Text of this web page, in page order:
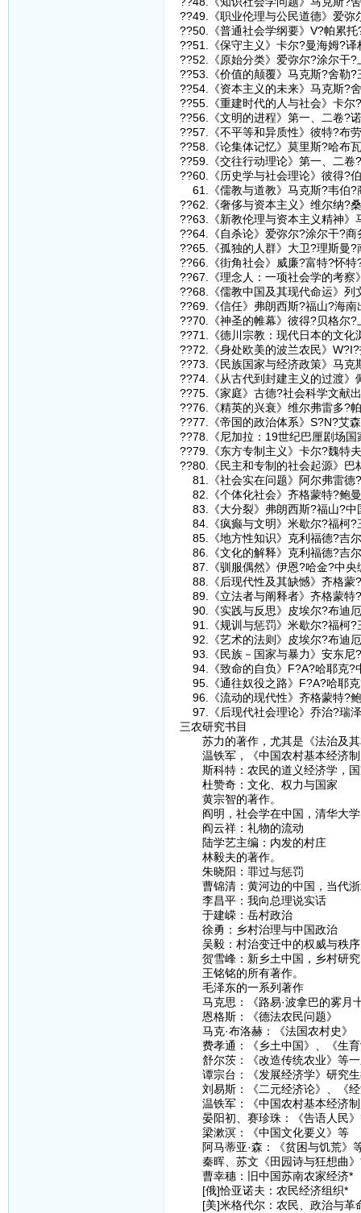
??49.《职业伦理与公民道德》爱弥
??50.《普通社会学纲要》V?帕累托
??51.《保守主义》卡尔?曼海姆?译
??52.《原始分类》爱弥尔?涂尔干?
??53.《价值的颠覆》马克斯?舍勒?
??54.《资本主义的未来》马克斯?
??55.《重建时代的人与社会》卡尔
??56.《文明的进程》第一、二卷?
??57.《不平等和异质性》彼特?布
??58.《论集体记忆》莫里斯?哈布
??59.《交往行动理论》第一、二卷
??60.《历史学与社会理论》彼得?
61.《儒教与道教》马克斯?韦伯?
??62.《奢侈与资本主义》维尔纳?
??63.《新教伦理与资本主义精神》
??64.《自杀论》爱弥尔?涂尔干?商
??65.《孤独的人群》大卫?理斯曼?
??66.《街角社会》威廉?富特?怀特
??67.《理念人：一项社会学的考察
??68.《儒教中国及其现代命运》列
??69.《信任》弗朗西斯?福山?海南
??70.《神圣的帷幕》彼得?贝格尔?
??71.《德川宗教：现代日本的文化
??72.《身处欧美的波兰农民》
??73.《民族国家与经济政策》马克
??74.《从古代到封建主义的过渡》
??75.《家庭》古德?社会科学文献
??76.《精英的兴衰》维尔弗雷多?
??77.《帝国的政治体系》S?N?艾
??78.《尼加拉：19世纪巴厘剧场
??79.《东方专制主义》卡尔?魏特
??80.《民主和专制的社会起源》巴
81.《社会实在问题》阿尔弗雷德
82.《个体化社会》齐格蒙特?鲍
83.《大分裂》弗朗西斯?福山?中
84.《疯癫与文明》米歇尔?福柯?
85.《地方性知识》克利福德?吉
86.《文化的解释》克利福德?吉
87.《驯服偶然》伊恩?哈金?中央
88.《后现代性及其缺憾》齐格蒙
89.《立法者与阐释者》齐格蒙特
90.《实践与反思》皮埃尔?布迪
91.《规训与惩罚》米歇尔?福柯?
92.《艺术的法则》皮埃尔?布迪
93.《民族－国家与暴力》安东尼
94.《致命的自负》F?A?哈耶克?
95.《通往奴役之路》F?A?哈耶
96.《流动的现代性》齐格蒙特?
97.《后现代社会理论》乔治?瑞
三农研究书目
苏力的著作，尤其是《法治及其
温铁军，《中国农村基本经济制
斯科特：农民的道义经济学，国
杜赞奇：文化、权力与国家
黄宗智的著作。
阎明，社会学在中国，清华大学
阎云祥：礼物的流动
陆学艺主编：内发的村庄
林毅夫的著作。
朱晓阳：罪过与惩罚
曹锦清：黄河边的中国，当代浙
李昌平：我向总理说实话
于建嵘：岳村政治
徐勇：乡村治理与中国政治
吴毅：村治变迁中的权威与秩序
贺雪峰：新乡土中国，乡村研究
王铭铭的所有著作。
毛泽东的一系列著作
马克思：《路易·波拿巴的雾月
恩格斯：《德法农民问题》
马克·布洛赫：《法国农村史》
费孝通：《乡土中国》、《生育
舒尔茨：《改造传统农业》等一
谭宗台：《发展经济学》研究生
刘易斯：《二元经济论》、《经
温铁军：《中国农村基本经济
晏阳初、赛珍珠：《告语人民》
梁漱溟：《中国文化要义》等
阿马蒂亚·森：《贫困与饥荒》
秦晖、苏文《田园诗与狂想曲
曹幸穗：旧中国苏南农家经济*
[俄]恰亚诺夫：农民经济组织*
[美]米格代尔：农民、政治与革